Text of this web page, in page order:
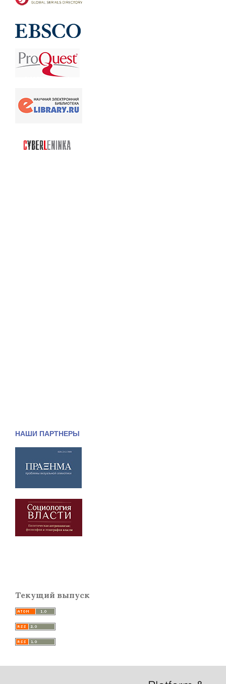
НАШИ ПАРТНЕРЫ
Текущий выпуск